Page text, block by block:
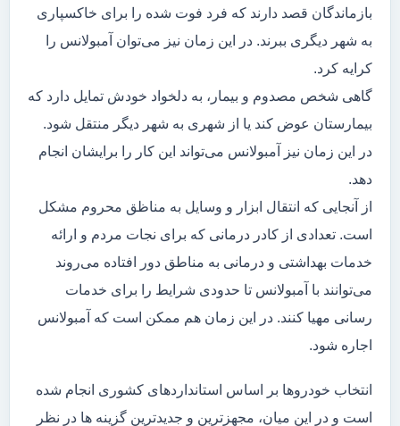
بازماندگان قصد دارند که فرد فوت شده را برای خاکسپاری
به شهر دیگری ببرند. در این زمان نیز می‌توان آمبولانس را
کرایه کرد.
گاهی شخص مصدوم و بیمار، به دلخواد خودش تمایل دارد که
بیمارستان عوض کند یا از شهری به شهر دیگر منتقل شود.
در این زمان نیز آمبولانس می‌تواند این کار را برایشان انجام
دهد.
از آنجایی که انتقال ابزار و وسایل به مناظق محروم مشکل
است. تعدادی از کادر درمانی که برای نجات مردم و ارائه
خدمات بهداشتی و درمانی به مناطق دور افتاده می‌روند
می‌توانند با آمبولانس تا حدودی شرایط را برای خدمات
رسانی مهیا کنند. در این زمان هم ممکن است که آمبولانس
اجاره شود.
انتخاب خودروها بر اساس استانداردهای کشوری انجام شده
است و در این میان، مجهزترین و جدیدترین گزینه ها در نظر